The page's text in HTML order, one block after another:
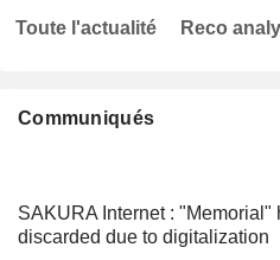
Communiqués
SAKURA Internet : "Memorial"
discarded due to digitalization
Toute l'actualité Reco